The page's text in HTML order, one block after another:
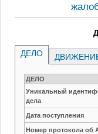
ДЕЛО
ДЕЛО
Уникальный
дела
Дата поступления
Номер протокола об